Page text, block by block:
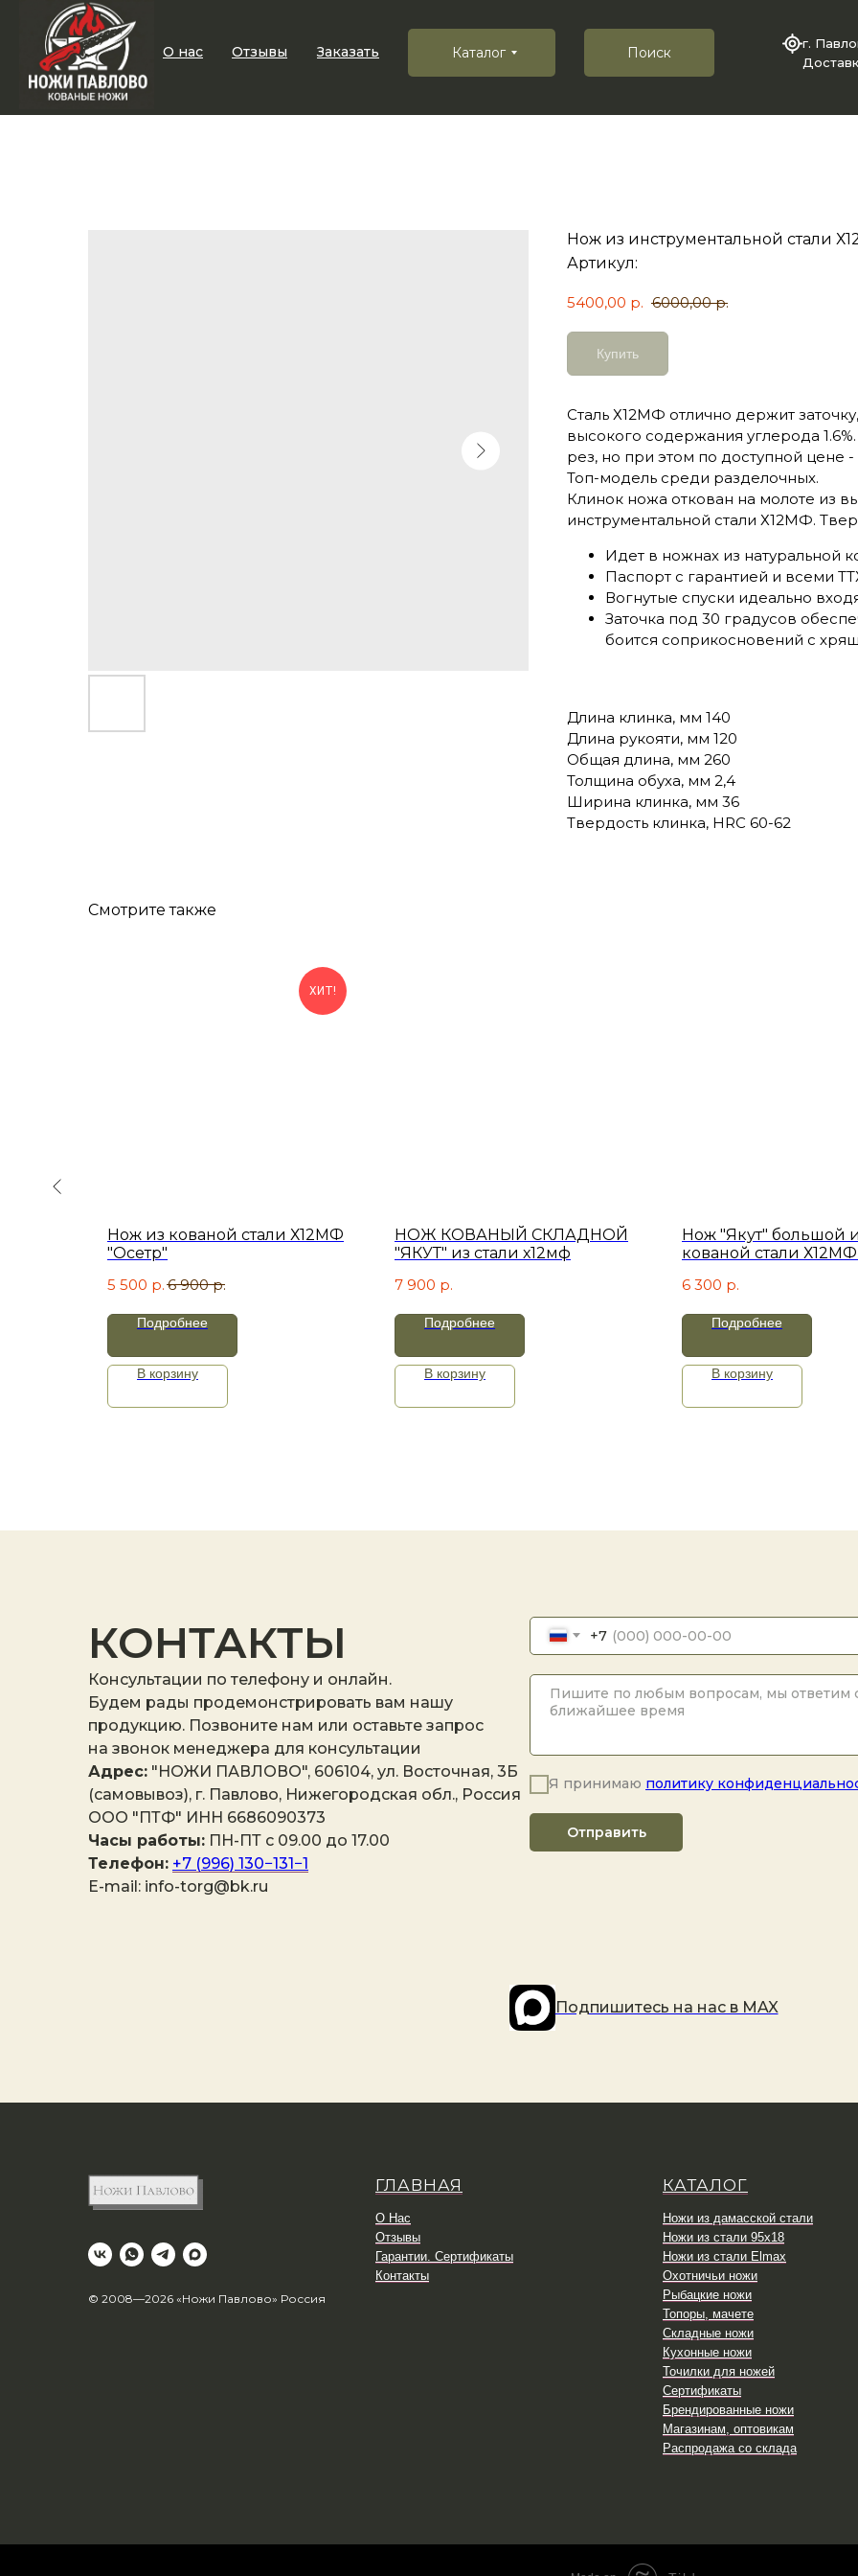
г.
Поиск
Каталог
Заказать
Отзывы
О нас
Нож из инструментальной стали
Артикул:
5400,00 р. 6000,00 р.
Купить
Сталь Х12МФ отлично держит
высокого содержания углерода
рез, но при этом по доступной цене
Топ-модель среди разделочных.
Клинок ножа откован на молоте из
инструментальной стали Х12МФ.
Идет в ножнах из натуральной
Паспорт с гарантией и всеми
Вогнутые спуски идеально
Заточка под 30 градусов
боится соприкосновений с
Длина клинка, мм 140
Длина рукояти, мм 120
Общая длина, мм 260
Толщина обуха, мм 2,4
Ширина клинка, мм 36
Твердость клинка, HRC 60-62
Смотрите также
ХИТ!
Нож из кованой стали Х12МФ
"Осетр"
5 500 р. 6 900 р.
Подробнее
В корзину
НОЖ КОВАНЫЙ СКЛАДНОЙ
"ЯКУТ" из стали х12мф
7 900 р.
Подробнее
В корзину
Нож "Якут" большой
кованой стали
мм. Рукоять
6 300 р.
Подробнее
В корзину
КОНТАКТЫ
Консультации по телефону и онлайн.
Будем рады продемонстрировать вам нашу
продукцию. Позвоните нам или оставьте запрос
на звонок менеджера для консультации
Адрес: "НОЖИ ПАВЛОВО", 606104, ул. Восточная, 3Б
(самовывоз), г. Павлово, Нижегородская обл., Россия
ООО "ПТФ" ИНН 6686090373
Часы работы: ПН-ПТ с 09.00 до 17.00
Телефон: +7 (996) 130−131−1
E-mail: info-torg@bk.ru
+7
Я принимаю политику
Отправить
Подпишитесь на наc в MAX
© 2008—2026 «Ножи Павлово» Россия
ГЛАВНАЯ
О Нас
Отзывы
Гарантии. Сертификаты
Контакты
КАТАЛОГ
Ножи из дамасской стали
Ножи из стали 95х18
Ножи из стали Elmax
Охотничьи ножи
Рыбацкие ножи
Топоры, мачете
Складные ножи
Кухонные ножи
Точилки для ножей
Сертификаты
Брендированные ножи
Магазинам, оптовикам
Распродажа со склада